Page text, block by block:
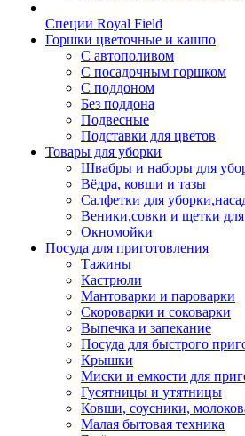
Специи Royal Field
Горшки цветочные и кашпо
С автополивом
С посадочным горшком
С поддоном
Без поддона
Подвесные
Подставки для цветов
Товары для уборки
Швабры и наборы для
Вёдра, ковши и тазы
Салфетки для
Веники,совки и щетки
Окномойки
Посуда для приготовления
Тажины
Кастрюли
Мантоварки и пароварки
Скороварки и соковарки
Выпечка и запекание
Посуда для быстрого
Крышки
Миски и емкости для
Гусятницы и утятницы
Ковши, соусники,
Малая бытовая техника